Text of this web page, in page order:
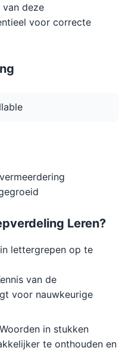
van deze
voor correcte
Leren?
in lettergrepen op te
van de
voor nauwkeurige
in stukken
te onthouden en